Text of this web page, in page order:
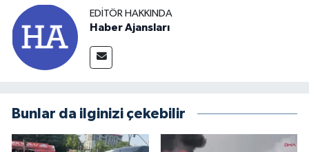
EDITÖR HAKKINDA
Haber Ajansları
Bunlar da ilginizi çekebilir